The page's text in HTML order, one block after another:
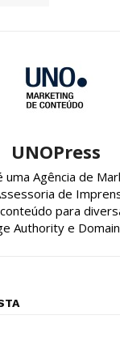
UNOPress
uma Agência de
de
para
Authority e